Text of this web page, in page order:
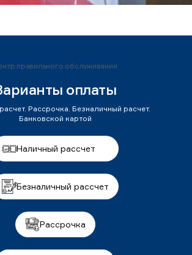
правильного обслуживания
оплаты
Рассрочка. Безналичный расчет.
Банковской картой
Наличный рассчет
Безналичный рассчет
Рассрочка